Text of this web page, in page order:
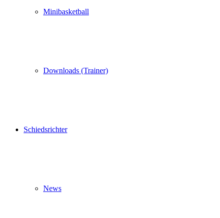
Minibasketball
Downloads (Trainer)
Schiedsrichter
News